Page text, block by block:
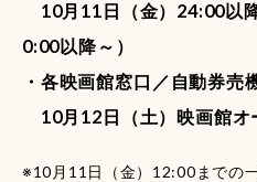
10月11日（金）24:00以
0:00以降～）
・各映画館窓口／自動券売
10月12日（土）映画館オ
※10月11日（金）12:00までの